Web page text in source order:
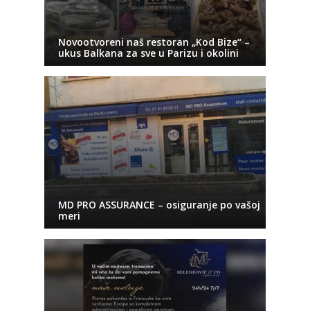
Novootvoreni naš restoran „Kod Bize“ –
ukus Balkana za sve u Parizu i okolini
MD PRO ASSURANCE – osiguranje po vašoj
meri